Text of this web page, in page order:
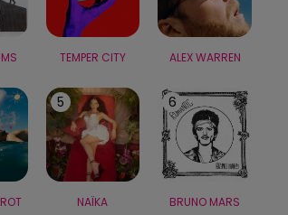
TEMPER CITY ALEX WARREN
5
NAÏKA
6
BRUNO MARS